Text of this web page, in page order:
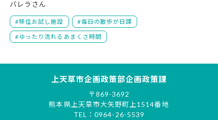
バレラさん
移住お試し施設 毎日の散歩が日課
ゆったり流れるあまくさ時間
上天草市企画政策部企画政策課
〒869-3692
熊本県上天草市大矢野町上1514番地
TEL：0964-26-5539